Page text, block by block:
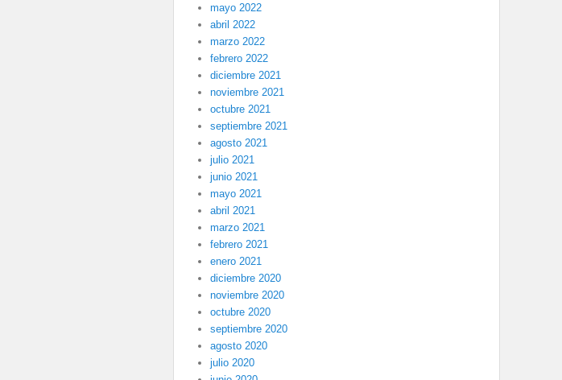
mayo 2022
abril 2022
marzo 2022
febrero 2022
diciembre 2021
noviembre 2021
octubre 2021
septiembre 2021
agosto 2021
julio 2021
junio 2021
mayo 2021
abril 2021
marzo 2021
febrero 2021
enero 2021
diciembre 2020
noviembre 2020
octubre 2020
septiembre 2020
agosto 2020
julio 2020